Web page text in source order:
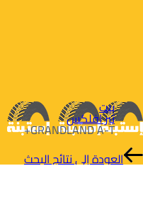
بيت
تير افلكس
GRANDLAND A-T+
العودة إلى نتائج البحث